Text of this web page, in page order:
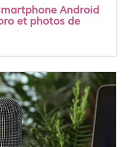
Android
et photos de